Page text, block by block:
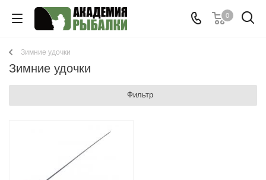
0
Зимние удочки
Зимние удочки
Фильтр